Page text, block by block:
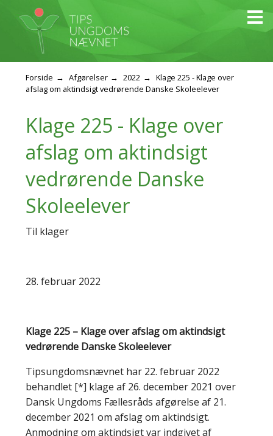
Forside Afgørelser 2022
Klage 225 - Klage over
afslag om aktindsigt vedrørende Danske Skoleelever
Klage 225 - Klage over
afslag om aktindsigt
vedrørende Danske
Skoleelever
Til klager
28. februar 2022
Klage 225 – Klage over afslag om aktindsigt
vedrørende Danske Skoleelever
Tipsungdomsnævnet har 22. februar 2022
behandlet [*] klage af 26. december 2021 over
Dansk Ungdoms Fællesråds afgørelse af 21.
december 2021 om afslag om aktindsigt.
Anmodning om aktindsigt var indgivet af